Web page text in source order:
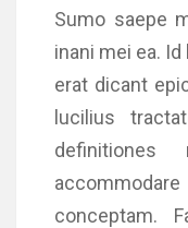
Sumo saepe
inani mei ea.
erat dicant
lucilius
conceptam.